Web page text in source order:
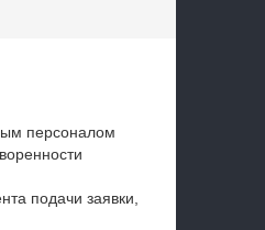
персоналом
подачи заявки,